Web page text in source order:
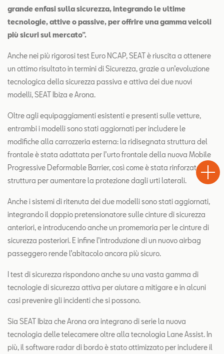
grande enfasi sulla sicurezza, integrando le ultime
tecnologie, attive o passive, per offrire una gamma veicoli
più sicuri sul mercato”.
Anche nei più rigorosi test Euro NCAP, SEAT è riuscita a ottenere
un ottimo risultato in termini di Sicurezza, grazie a un’evoluzione
tecnologica della sicurezza passiva e attiva dei due nuovi
modelli, SEAT Ibiza e Arona.
Oltre agli equipaggiamenti esistenti e presenti sulle vetture,
entrambi i modelli sono stati aggiornati per includere le
modifiche alla carrozzeria esterna: la ridisegnata struttura del
frontale è stata adattata per l’urto frontale della nuova Mobile
Progressive Deformable Barrier, così come è stata rinforzata la
struttura per aumentare la protezione dagli urti laterali.
Anche i sistemi di ritenuta dei due modelli sono stati aggiornati,
integrando il doppio pretensionatore sulle cinture di sicurezza
anteriori, e introducendo anche un promemoria per le cinture di
sicurezza posteriori. E infine l’introduzione di un nuovo airbag
passeggero rende l’abitacolo ancora più sicuro.
I test di sicurezza rispondono anche su una vasta gamma di
tecnologie di sicurezza attiva per aiutare a mitigare e in alcuni
casi prevenire gli incidenti che si possono.
Sia SEAT Ibiza che Arona ora integrano di serie la nuova
tecnologia delle telecamere oltre alla tecnologia Lane Assist. In
più, il software radar di bordo è stato ottimizzato per includere il
Test
Drive
Chiama